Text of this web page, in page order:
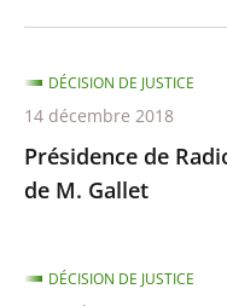
après
avant
Présidence de
de M. Gallet
DÉCISION DE JUSTICE
14 décembre 2018
DÉCISION DE JUSTICE